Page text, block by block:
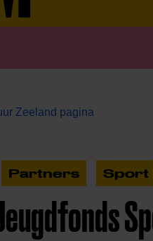
Zeeland pagina
Partners Sport